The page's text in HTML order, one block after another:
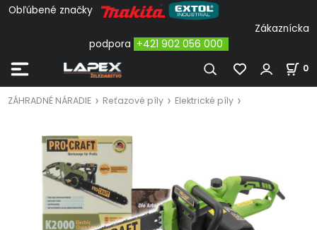
Obľúbené značky
Zákaznícka
podpora +421 902 056 000
0
ZÁHRADNÉ NÁRADIE Reťazové píly Elektrické píly